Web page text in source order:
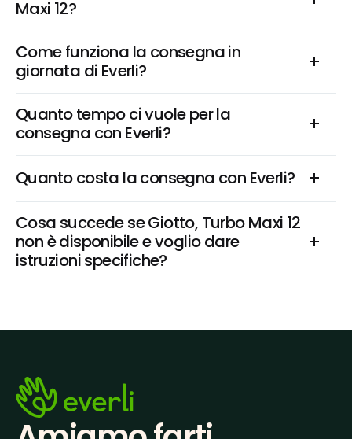
Maxi 12?
Come funziona la consegna in
giornata di Everli?
Quanto tempo ci vuole per la
consegna con Everli?
Quanto costa la consegna con Everli?
Cosa succede se Giotto, Turbo Maxi 12
non è disponibile e voglio dare
istruzioni specifiche?